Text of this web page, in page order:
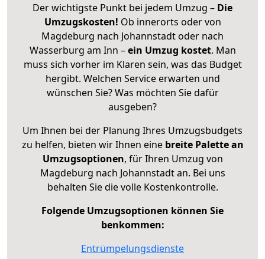
Der wichtigste Punkt bei jedem Umzug – Die
Umzugskosten! Ob innerorts oder von
Magdeburg nach Johannstadt oder nach
Wasserburg am Inn –ein Umzug kostet. Man
muss sich vorher im Klaren sein, was das Budget
hergibt. Welchen Service erwarten und
wünschen Sie? Was möchten Sie dafür
ausgeben?
Um Ihnen bei der Planung Ihres Umzugsbudgets
zu helfen, bieten wir Ihnen eine breite Palette an
Umzugsoptionen, für Ihren Umzug von
Magdeburg nach Johannstadt an. Bei uns
behalten Sie die volle Kostenkontrolle.
Folgende Umzugsoptionen können Sie
benkommen:
Entrümpelungsdienste